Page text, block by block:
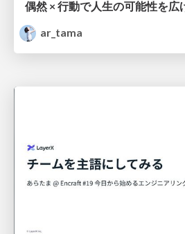
ar_tama